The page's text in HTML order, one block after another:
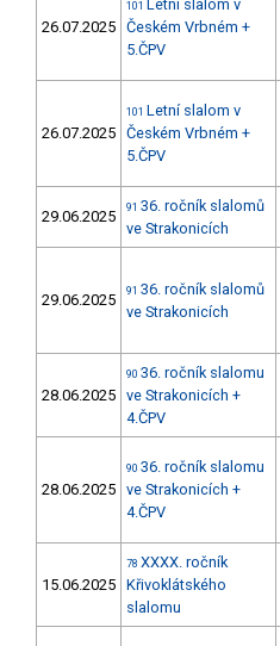
26.07.2025
101
Letní slalom v
Českém Vrbném +
5.ČPV
26.07.2025
101 Letní slalom v
Českém Vrbném +
5.ČPV
29.06.2025 91 36. ročník slalomů
ve Strakonicích
29.06.2025 91 36. ročník slalomů
ve Strakonicích
28.06.2025
90 36. ročník slalomu
ve Strakonicích +
4.ČPV
28.06.2025
90 36. ročník slalomu
ve Strakonicích +
4.ČPV
15.06.2025
78 XXXX. ročník
Křivoklátského
slalomu